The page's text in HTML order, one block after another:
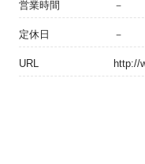
営業時間 －
定休日 －
URL http://